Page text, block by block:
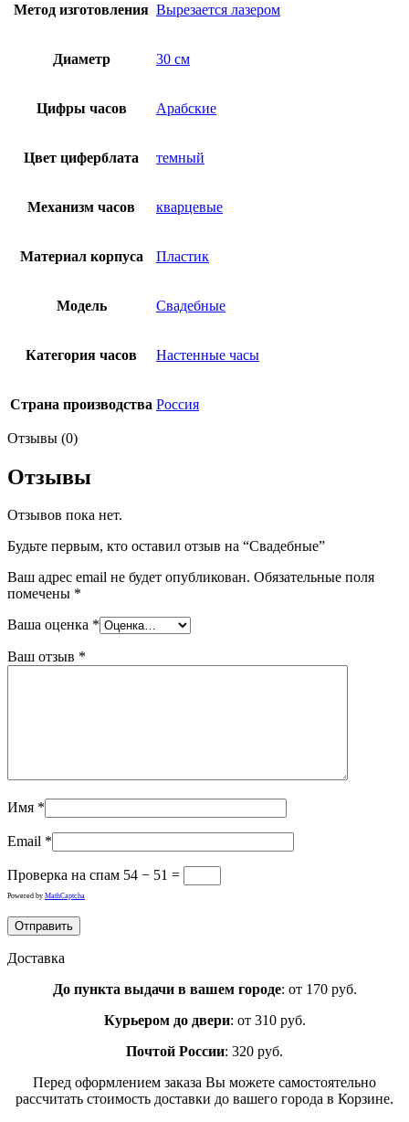
Метод изготовления Вырезается лазером
Диаметр 30 см
Цифры часов Арабские
Цвет циферблата темный
Механизм часов кварцевые
Материал корпуса Пластик
Модель Свадебные
Категория часов Настенные часы
Страна производства Россия
Отзывы (0)
Отзывы
Отзывов пока нет.
Будьте первым, кто оставил отзыв на “Свадебные”
Ваш адрес email не будет опубликован. Обязательные поля
помечены *
Ваша оценка *
Ваш отзыв *
Имя *
Email *
Проверка на спам 54 − 51 =
Powered by MathCaptcha
Доставка
До пункта выдачи в вашем городе: от 170 руб.
Курьером до двери: от 310 руб.
Почтой России: 320 руб.
Перед оформлением заказа Вы можете самостоятельно
рассчитать стоимость доставки до вашего города в Корзине.